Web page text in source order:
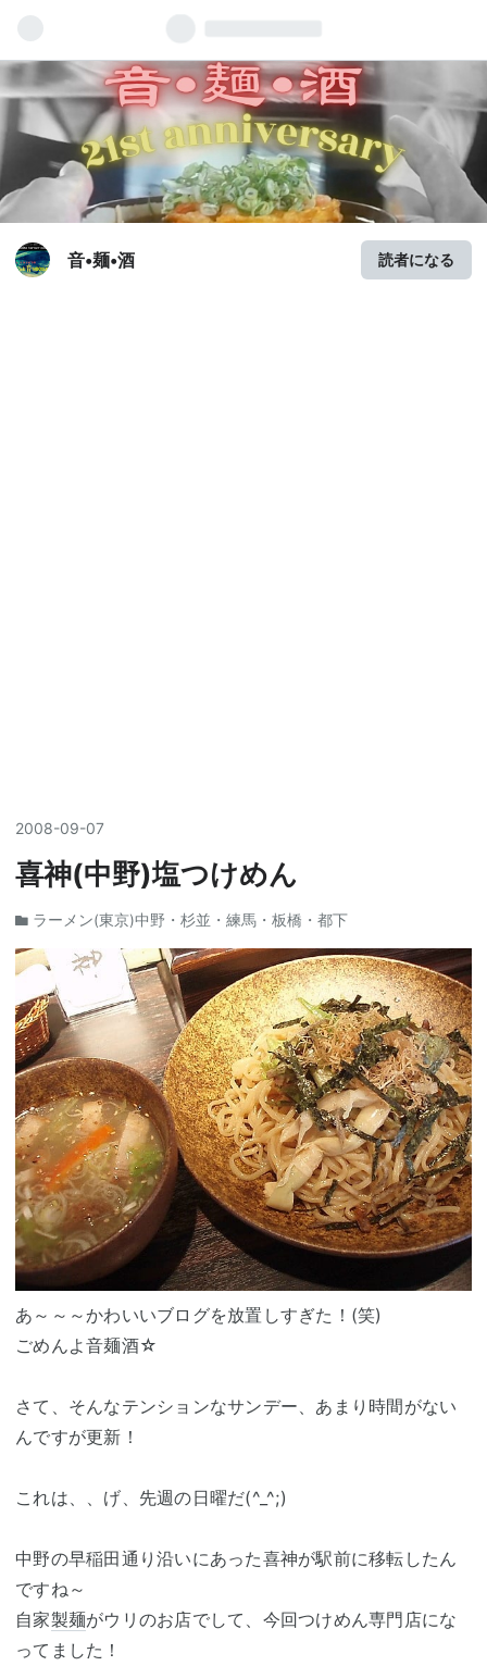
音•麺•酒 読者になる
2008-09-07
喜神(中野)塩つけめん
ラーメン(東京)中野・杉並・練馬・板橋・都下
あ～～～かわいいブログを放置しすぎた！(笑)
ごめんよ音麺酒☆
さて、そんなテンションなサンデー、あまり時間がない
んですが更新！
これは、、げ、先週の日曜だ(^_^;)
中野の早稲田通り沿いにあった喜神が駅前に移転したん
ですね～
自家製麺がウリのお店でして、今回つけめん専門店にな
ってました！